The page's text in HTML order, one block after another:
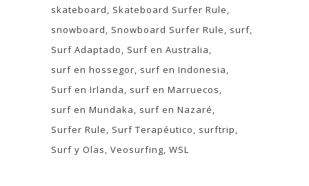
skateboard
Skateboard Surfer Rule
snowboard
Snowboard Surfer Rule
surf
Surf Adaptado
Surf en Australia
surf en hossegor surf en Indonesia
Surf en Irlanda
surf en Marruecos
surf en Mundaka
surf en Nazaré
Surfer Rule
Surf Terapéutico
surftrip
Surf y Olas Veosurfing WSL